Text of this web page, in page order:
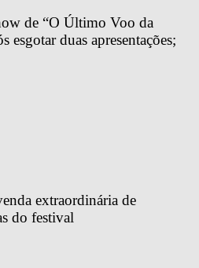
de “O Último Voo da
esgotar duas apresentações;
extraordinária de
do festival